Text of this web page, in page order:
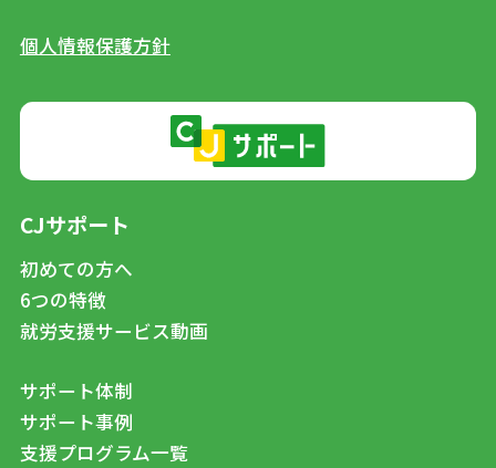
個人情報保護方針
CJサポート
初めての方へ
6つの特徴
就労支援サービス動画
サポート体制
サポート事例
支援プログラム一覧